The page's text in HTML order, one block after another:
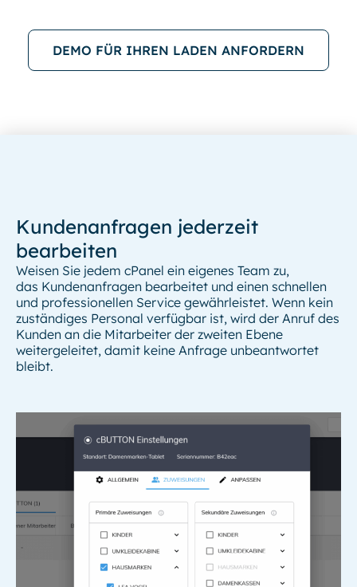
DEMO FÜR IHREN LADEN ANFORDERN
Kundenanfragen jederzeit
bearbeiten
Weisen Sie jedem cPanel ein eigenes Team zu,
das Kundenanfragen bearbeitet und einen schnellen
und professionellen Service gewährleistet. Wenn kein
zuständiges Personal verfügbar ist, wird der Anruf des
Kunden an die Mitarbeiter der zweiten Ebene
weitergeleitet, damit keine Anfrage unbeantwortet
bleibt.